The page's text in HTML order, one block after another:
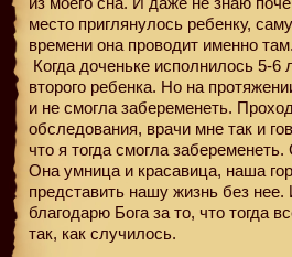
место приглянулось ребенку,
времени она проводит именно там.
Когда доченьке исполнилось 5-6
второго ребенка. Но на
и не смогла забеременеть.
обследования, врачи мне так и
что я тогда смогла
Она умница и красавица, наша
представить нашу жизнь без нее.
благодарю Бога за то, что тогда
так, как случилось.